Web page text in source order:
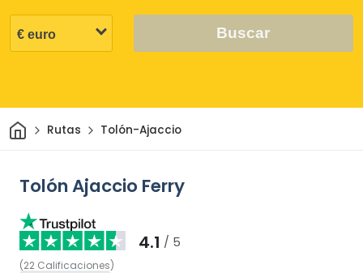
Buscar
InicioRutas Tolón-Ajaccio
Tolón Ajaccio Ferry
4.1 / 5
(22 Calificaciones)